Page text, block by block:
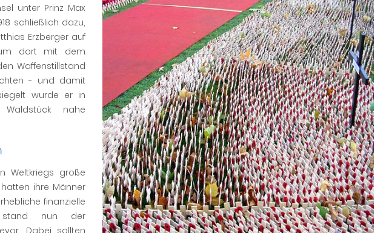
unter Prinz Max
schließlich dazu,
Erzberger auf
dort mit dem
Waffenstillstand
- und damit
wurde er in
nahe
Weltkriegs große
ihre Männer
finanzielle
stand nun der
Dabei sollten